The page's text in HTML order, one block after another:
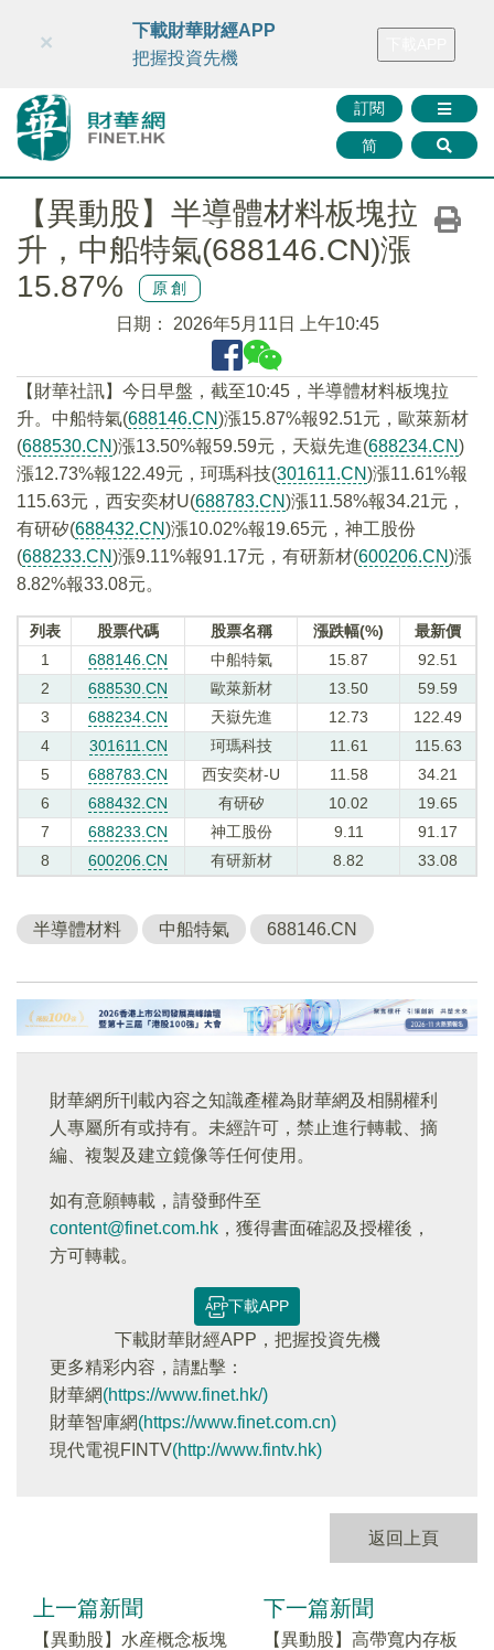
財華智庫網 FINTV FINMETA 財華證券 媒體矩陣
訂閱
简
×
下載財華財經APP
把握投資先機
【異動股】半導體材料板塊拉
升，中船特氣(688146.CN)漲
15.87%
原創
日期： 2026年5月11日 上午10:45
【財華社訊】今日早盤，截至10:45，半導體材料板塊拉
升。中船特氣(688146.CN)漲15.87%報92.51元，歐萊新材
(688530.CN)漲13.50%報59.59元，天嶽先進(688234.CN)
漲12.73%報122.49元，珂瑪科技(301611.CN)漲11.61%報
115.63元，西安奕材U(688783.CN)漲11.58%報34.21元，
有研矽(688432.CN)漲10.02%報19.65元，神工股份
(688233.CN)漲9.11%報91.17元，有研新材(600206.CN)漲
8.82%報33.08元。
列表 股票代碼 股票名稱 漲跌幅(%)
最新價
1
688146.CN 中船特氣 15.87
92.51
2
688530.CN 歐萊新材 13.50
59.59
3
688234.CN 天嶽先進 12.73
122.49
4
301611.CN 珂瑪科技 11.61
115.63
5
688783.CN 西安奕材-U 11.58
34.21
6
688432.CN 有研矽 10.02
19.65
7
688233.CN 神工股份 9.11
91.17
8
600206.CN 有研新材 8.82 33.08
半導體材料 中船特氣 688146.CN
財華網所刊載內容之知識產權為財華網及相關權利
人專屬所有或持有。未經許可，禁止進行轉載、摘
編、複製及建立鏡像等任何使用。
如有意願轉載，請發郵件至
content@finet.com.hk ，獲得書面確認及授權後，
方可轉載。
下載APP
下載財華財經APP，把握投資先機
更多精彩内容，請點擊：
財華網(https://www.finet.hk/)
財華智庫網(https://www.finet.com.cn)
現代電視FINTV(http://www.fintv.hk)
返回上頁
上一篇新聞
【異動股】水産概念板塊
下一篇新聞
【異動股】高帶寬内存板